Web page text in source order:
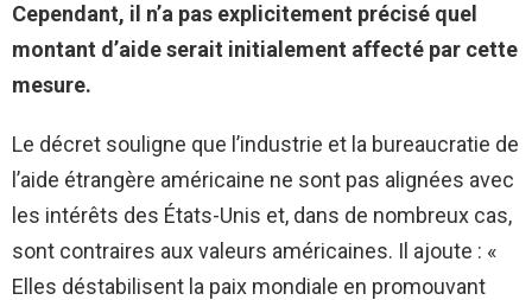
Cependant, il n’a pas explicitement précisé quel
montant d’aide serait initialement affecté par cette
mesure.
Le décret souligne que l’industrie et la bureaucratie de
l’aide étrangère américaine ne sont pas alignées avec
les intérêts des États-Unis et, dans de nombreux cas,
sont contraires aux valeurs américaines. Il ajoute : «
Elles déstabilisent la paix mondiale en promouvant